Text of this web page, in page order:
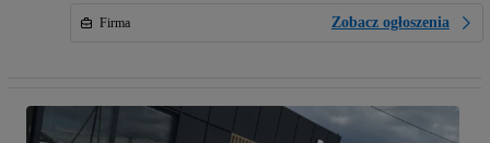
Firma Zobacz ogłoszenia